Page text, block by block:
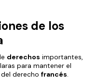
de los
derechos importantes,
para mantener el
derecho francés.